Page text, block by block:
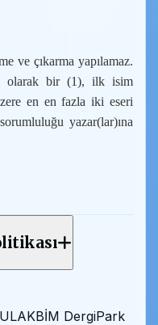
ve çıkarma yapılamaz.
olarak bir (1), ilk isim
en en fazla iki eseri
yazar(lar)ına
DergiPark